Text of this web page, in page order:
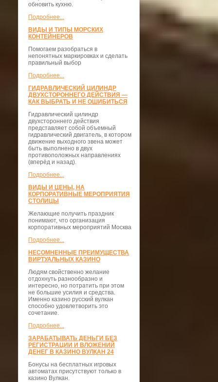
обновить кухню.
Подробнее...
ВИДЫ И ТИПЫ МОРСКИХ
КОНТЕЙНЕРОВ
Помогаем разобраться в
непонятных маркировках и сделать
правильный выбор
Подробнее...
ГИДРАВЛИЧЕСКИЙ ЦИЛИНДР
ДВУХСТОРОННЕГО ДЕЙСТВИЯ —
КАК ВЫБРАТЬ И НЕ ОШИБИТЬСЯ
Гидравлический цилиндр
двухстороннего действия
представляет собой объемный
гидравлический двигатель, в котором
движение выходного звена может
быть выполнено в двух
противоположных направлениях
(вперёд и назад).
Подробнее...
ВИДЫ И ЦЕНЫ, НА
КОРПОРАТИВНЫЕ МЕРОПРИЯТИЯ
СТОЛИЦЫ
Желающие получить праздник
понимают, что организация
корпоративных мероприятий Москва
Подробнее...
НЕСОМНЕННЫЕ ПРЕИМУЩЕСТВА
ВИРТУАЛЬНЫХ КАЗИНО
Людям свойственно желание
отдохнуть разнообразно и
интересно, но потратить при этом
не большие усилия и средства.
Именно казино русский вулкан
способно удовлетворить это
сочетание.
Подробнее...
ЗАРАБАТЫВАТЬ ДЕНЬГИ БЕЗ
РЕГИСТРАЦИИ И ВЛОЖЕНИЙ
ДЕНЕГ В КАЗИНО ВУЛКАН 24
Бонусы на бесплатных игровых
автоматах присутствуют только в
казино Вулкан.